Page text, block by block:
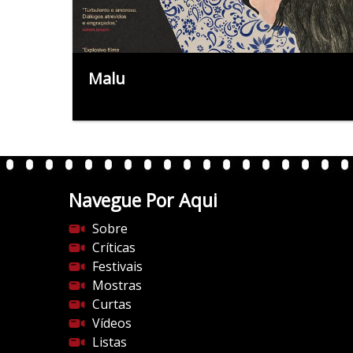
Malu
Navegue Por Aqui
Sobre
Críticas
Festivais
Mostras
Curtas
Vídeos
Listas